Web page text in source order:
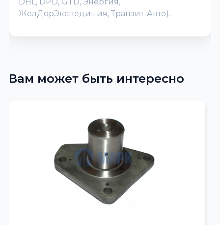
ЖелДорЭкспедиция, Транзит-Авто).
Вам может быть интересно